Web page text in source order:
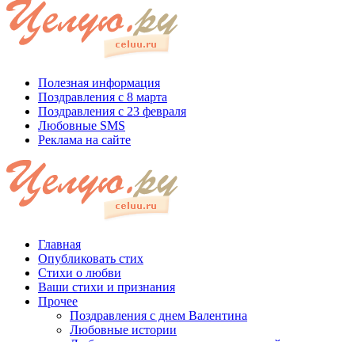
Полезная информация
Поздравления с 8 марта
Поздравления с 23 февраля
Любовные SMS
Реклама на сайте
Главная
Опубликовать стих
Стихи о любви
Ваши стихи и признания
Прочее
Поздравления с днем Валентина
Любовные истории